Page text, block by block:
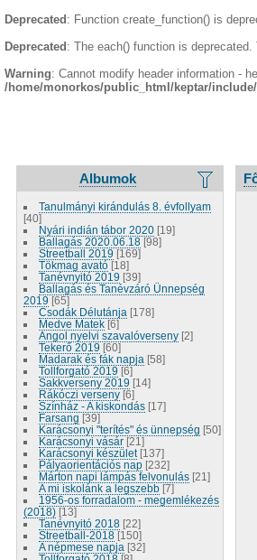
Deprecated : Function create_function() is
Deprecated : The each() function is
Warning: Cannot modify header information -
/home/monorkos/public_html/keptar/
Albumok
Tanulmányi kirándulás 8. évfollyam
[40]
Nyári indián tábor 2020 [19]
Ballagás 2020.06.18 [98]
Streetball 2019 [169]
Tökmag avató [18]
Tanévnyitó 2019 [39]
Ballagás és Tanévzáró Ünnepség
2019 [65]
Csodák Délutánja [178]
Medve Matek [6]
Angol nyelvi szavalóverseny [2]
Tekerő 2019 [60]
Madarak és fák napja [58]
Tollforgató 2019 [6]
Sakkverseny 2019 [14]
Rákóczi verseny [6]
Színház - A kiskondás [17]
Farsang [39]
Karácsonyi "terítés" és ünnepség [50]
Karácsonyi vásár [21]
Karácsonyi készület [137]
Pályaorientációs nap [232]
Márton napi lámpás felvonulás [21]
A mi iskolánk a legszebb [7]
1956-os forradalom - megemlékezés
(2018) [13]
Tanévnyitó 2018 [22]
Streetball-2018 [150]
A népmese napja [32]